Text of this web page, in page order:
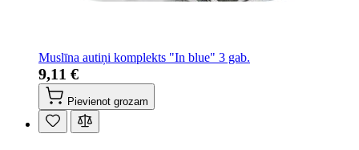
Muslīna autiņi komplekts "In blue" 3 gab.
9,11 €
Pievienot grozam